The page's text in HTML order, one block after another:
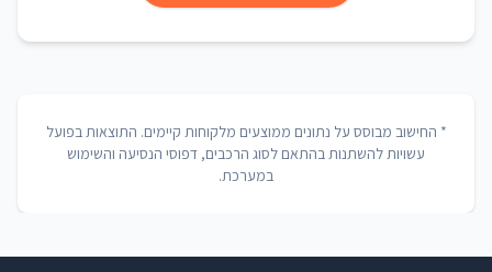
* החישוב מבוסס על נתונים ממוצעים מלקוחות קיימים. התוצאות בפועל
עשויות להשתנות בהתאם לסוג הרכבים, דפוסי הנסיעה והשימוש
במערכת.